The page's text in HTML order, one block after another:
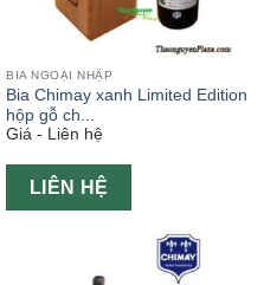
BIA NGOẠI NHẬP
Bia Chimay xanh Limited Edition
hộp gỗ ch...
Giá - Liên hệ
LIÊN HỆ